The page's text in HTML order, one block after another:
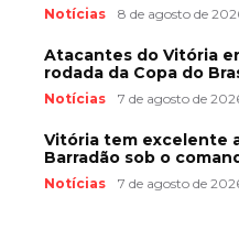
Notícias 8 de agosto de
Atacantes do Vitória
rodada da Copa do
Notícias 7 de agosto de
Vitória tem excelente
Barradão sob o
Notícias 7 de agosto de